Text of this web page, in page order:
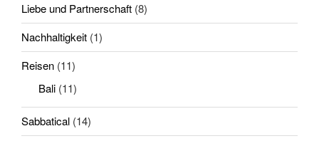
Liebe und Partnerschaft (8)
Nachhaltigkeit (1)
Reisen (11)
Bali (11)
Sabbatical (14)